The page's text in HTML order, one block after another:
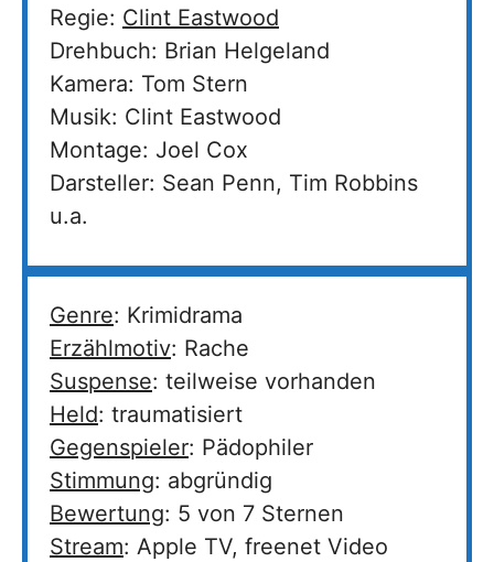
Regie: Clint Eastwood
Drehbuch: Brian Helgeland
Kamera: Tom Stern
Musik: Clint Eastwood
Montage: Joel Cox
Darsteller: Sean Penn, Tim Robbins
u.a.
Genre: Krimidrama
Erzählmotiv: Rache
Suspense: teilweise vorhanden
Held: traumatisiert
Gegenspieler: Pädophiler
Stimmung: abgründig
Bewertung: 5 von 7 Sternen
Stream: Apple TV, freenet Video